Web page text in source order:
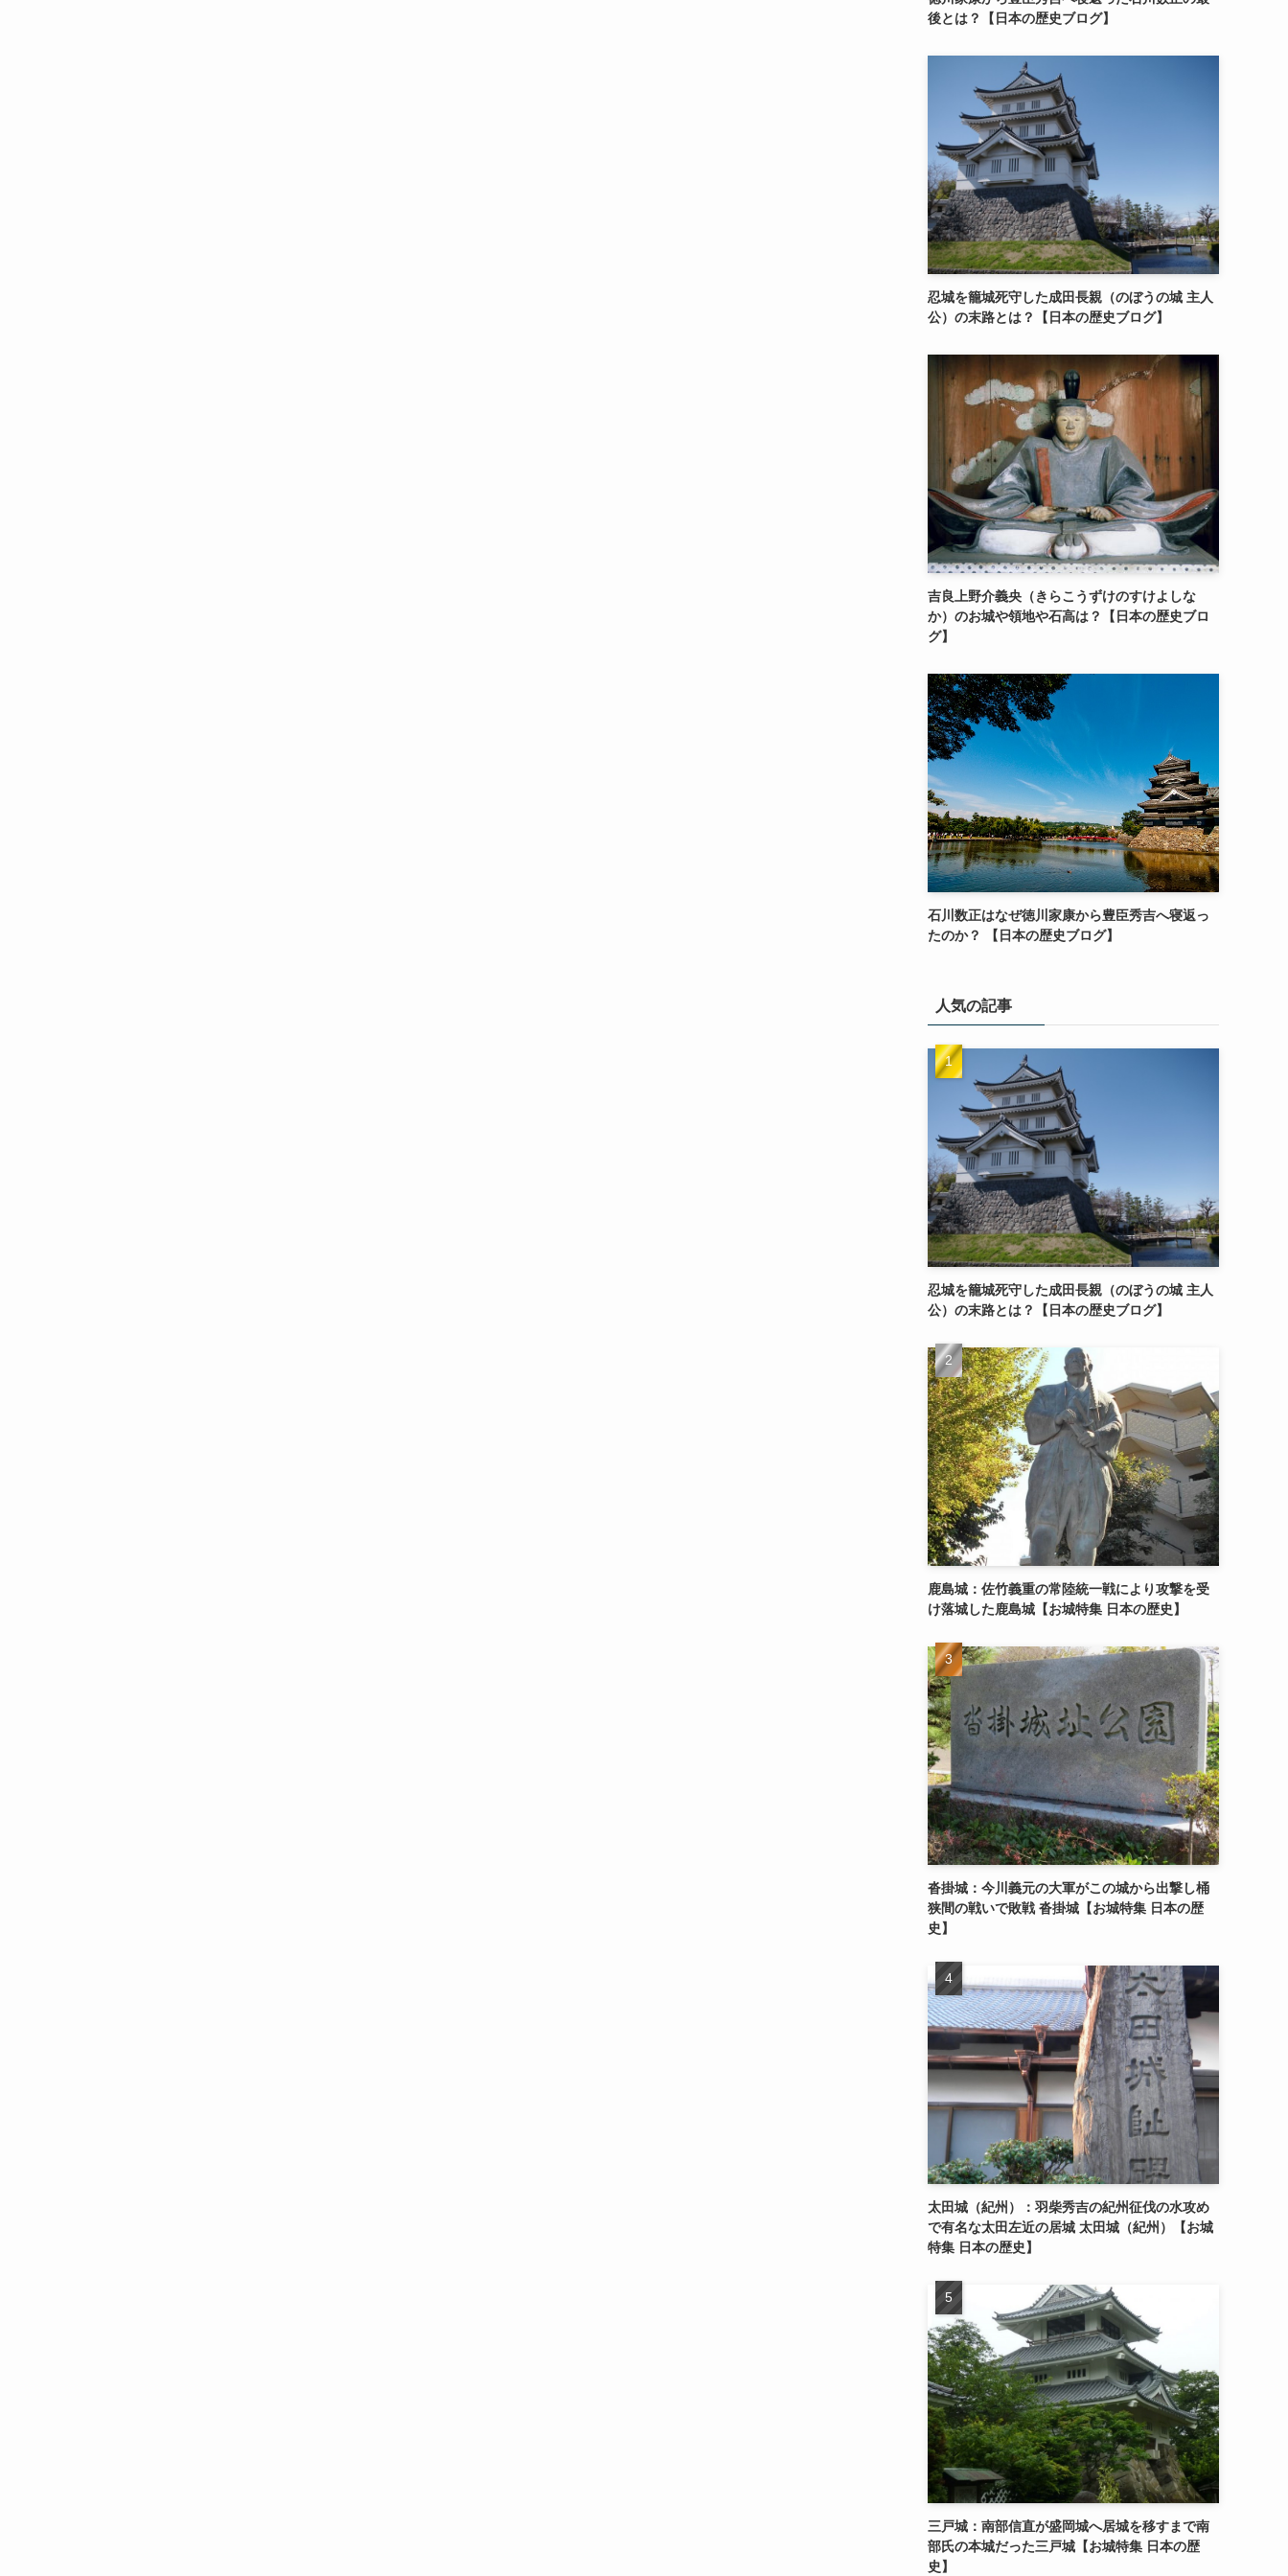
後とは？【日本の歴史ブログ】
忍城を籠城死守した成田長親（のぼうの城 主人
公）の末路とは？【日本の歴史ブログ】
吉良上野介義央（きらこうずけのすけよしな
か）のお城や領地や石高は？【日本の歴史ブロ
グ】
石川数正はなぜ徳川家康から豊臣秀吉へ寝返っ
たのか？ 【日本の歴史ブログ】
人気の記事
忍城を籠城死守した成田長親（のぼうの城 主人
公）の末路とは？【日本の歴史ブログ】
鹿島城：佐竹義重の常陸統一戦により攻撃を受
け落城した鹿島城【お城特集 日本の歴史】
沓掛城：今川義元の大軍がこの城から出撃し桶
狭間の戦いで敗戦 沓掛城【お城特集 日本の歴
史】
太田城（紀州）：羽柴秀吉の紀州征伐の水攻め
で有名な太田左近の居城 太田城（紀州）【お城
特集 日本の歴史】
三戸城：南部信直が盛岡城へ居城を移すまで南
部氏の本城だった三戸城【お城特集 日本の歴
史】